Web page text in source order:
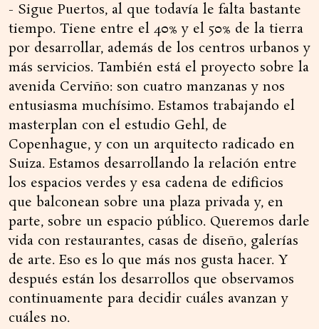
- Sigue Puertos, al que todavía le falta bastante
tiempo. Tiene entre el 40% y el 50% de la tierra
por desarrollar, además de los centros urbanos y
más servicios. También está el proyecto sobre la
avenida Cerviño: son cuatro manzanas y nos
entusiasma muchísimo. Estamos trabajando el
masterplan con el estudio Gehl, de
Copenhague, y con un arquitecto radicado en
Suiza. Estamos desarrollando la relación entre
los espacios verdes y esa cadena de edificios
que balconean sobre una plaza privada y, en
parte, sobre un espacio público. Queremos darle
vida con restaurantes, casas de diseño, galerías
de arte. Eso es lo que más nos gusta hacer. Y
después están los desarrollos que observamos
continuamente para decidir cuáles avanzan y
cuáles no.